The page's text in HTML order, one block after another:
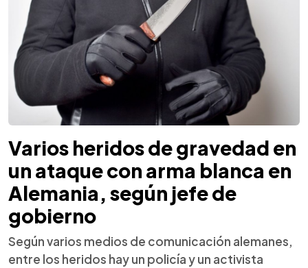
Varios heridos de gravedad en
un ataque con arma blanca en
Alemania, según jefe de
gobierno
Según varios medios de comunicación alemanes,
entre los heridos hay un policía y un activista